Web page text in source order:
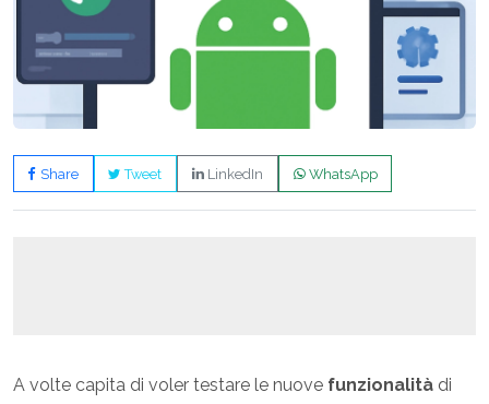
Share Tweet LinkedIn WhatsApp
A volte capita di voler testare le nuove funzionalità di